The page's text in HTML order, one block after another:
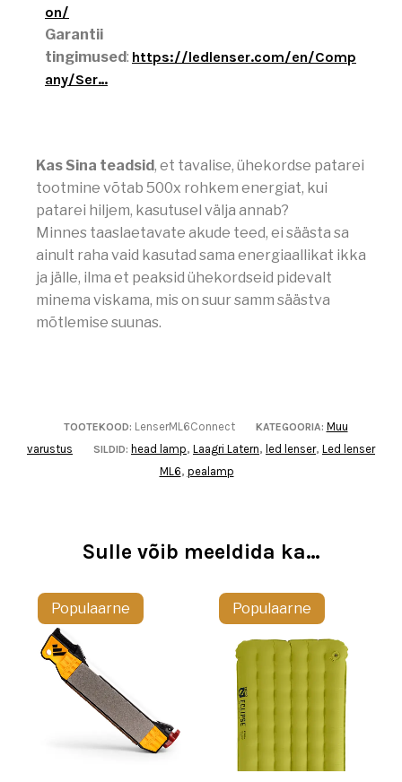
on/
Garantii
tingimused: https://ledlenser.com/en/Comp
any/Ser…
Kas Sina teadsid, et tavalise, ühekordse patarei
tootmine võtab 500x rohkem energiat, kui
patarei hiljem, kasutusel välja annab?
Minnes taaslaetavate akude teed, ei säästa sa
ainult raha vaid kasutad sama energiaallikat ikka
ja jälle, ilma et peaksid ühekordseid pidevalt
minema viskama, mis on suur samm säästva
mõtlemise suunas.
TOOTEKOOD: LenserML6Connect KATEGOORIA: Muu
varustus
SILDID: head lamp, Laagri Latern, led lenser, Led lenser
ML6, pealamp
Sulle võib meeldida ka…
Populaarne Populaarne